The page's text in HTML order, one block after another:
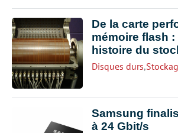
De la carte
mémoire flash :
histoire du
Disques durs,
Samsung
à 24 Gbit/s